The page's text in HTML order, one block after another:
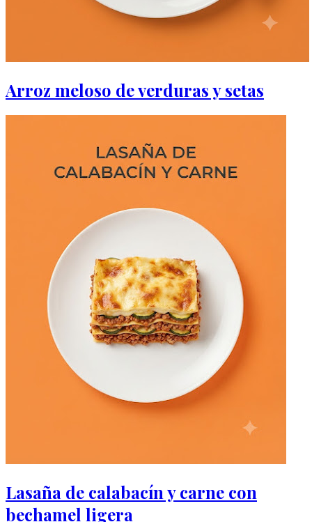
Arroz meloso de verduras y setas
Lasaña de calabacín y carne con
bechamel ligera